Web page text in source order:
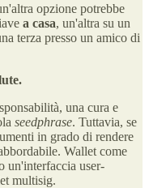
opzione potrebbe
a casa, un'altra su un
terza presso un amico di
una cura e
seedphrase. Tuttavia, se
in grado di rendere
Wallet come
un'interfaccia user-
multisig.